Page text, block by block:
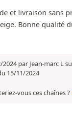
et livraison sans
Bonne qualité
par Jean-marc L
15/11/2024
vous ces chaînes ?